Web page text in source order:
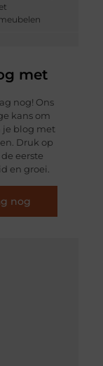
met
nog! Ons
kans om
je blog met
Druk op
eerste
en groei.
nog